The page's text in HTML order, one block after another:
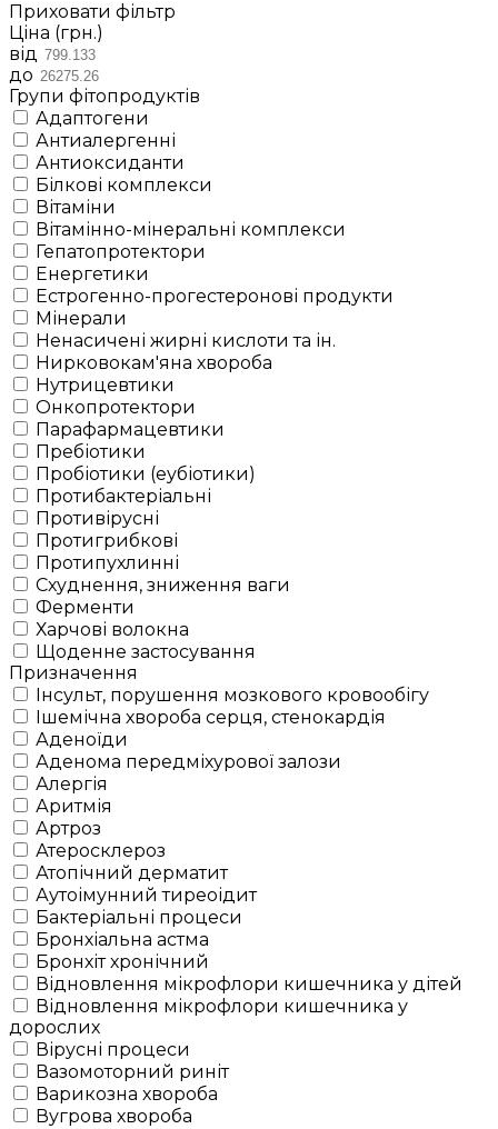
Приховати фільтр
Ціна (грн.)
від
до
Групи фітопродуктів
Адаптогени
Антиалергенні
Антиоксиданти
Білкові комплекси
Вітаміни
Вітамінно-мінеральні комплекси
Гепатопротектори
Енергетики
Естрогенно-прогестеронові продукти
Мінерали
Ненасичені жирні кислоти та ін.
Нирковокам'яна хвороба
Нутрицевтики
Онкопротектори
Парафармацевтики
Пребіотики
Пробіотики (еубіотики)
Протибактеріальні
Противірусні
Протигрибкові
Протипухлинні
Схуднення, зниження ваги
Ферменти
Харчові волокна
Щоденне застосування
Призначення
Інсульт, порушення мозкового кровообігу
Ішемічна хвороба серця, стенокардія
Аденоїди
Аденома передміхурової залози
Алергія
Аритмія
Артроз
Атеросклероз
Атопічний дерматит
Аутоімунний тиреоідит
Бактеріальні процеси
Бронхіальна астма
Бронхіт хронічний
Відновлення мікрофлори кишечника у дітей
Відновлення мікрофлори кишечника у
дорослих
Вірусні процеси
Вазомоторний риніт
Варикозна хвороба
Вугрова хвороба